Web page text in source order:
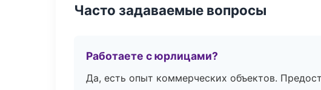
Часто задаваемые вопросы
Работаете с юрлицами?
Да, есть опыт коммерческих объектов.